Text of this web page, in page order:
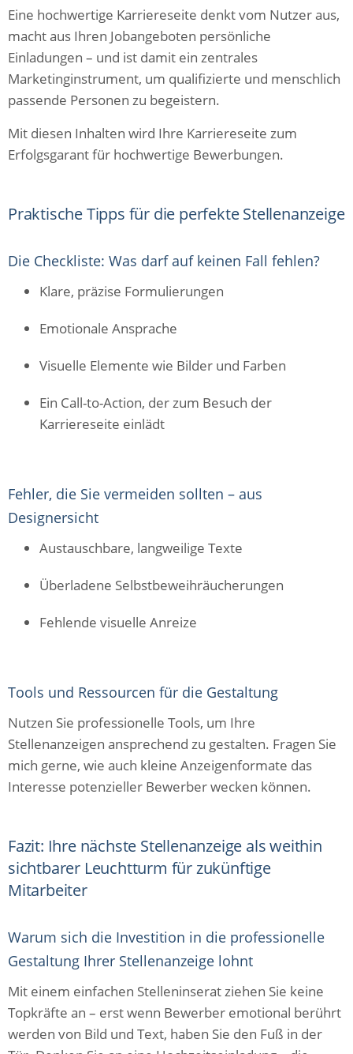
Eine hochwertige Karriereseite denkt vom Nutzer aus,
macht aus Ihren Jobangeboten persönliche
Einladungen – und ist damit ein zentrales
Marketinginstrument, um qualifizierte und menschlich
passende Personen zu begeistern.
Mit diesen Inhalten wird Ihre Karriereseite zum
Erfolgsgarant für hochwertige Bewerbungen.
Praktische Tipps für die perfekte Stellenanzeige
Die Checkliste: Was darf auf keinen Fall fehlen?
Klare, präzise Formulierungen
Emotionale Ansprache
Visuelle Elemente wie Bilder und Farben
Ein Call-to-Action, der zum Besuch der
Karriereseite einlädt
Fehler, die Sie vermeiden sollten – aus
Designersicht
Austauschbare, langweilige Texte
Überladene Selbstbeweihräucherungen
Fehlende visuelle Anreize
Tools und Ressourcen für die Gestaltung
Nutzen Sie professionelle Tools, um Ihre
Stellenanzeigen ansprechend zu gestalten. Fragen Sie
mich gerne, wie auch kleine Anzeigenformate das
Interesse potenzieller Bewerber wecken können.
Fazit: Ihre nächste Stellenanzeige als weithin
sichtbarer Leuchtturm für zukünftige
Mitarbeiter
Warum sich die Investition in die professionelle
Gestaltung Ihrer Stellenanzeige lohnt
Mit einem einfachen Stelleninserat ziehen Sie keine
Topkräfte an – erst wenn Bewerber emotional berührt
werden von Bild und Text, haben Sie den Fuß in der